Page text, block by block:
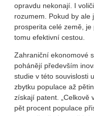
opravdu nekonají. I
rozumem. Pokud by ale
prosperita celé země,
tomu efektivní cestou.
Zahraniční ekonomové
pohánějí především
studie v této souvislosti
zbytku populace až
získají patent. „Celkově
pět procent populace